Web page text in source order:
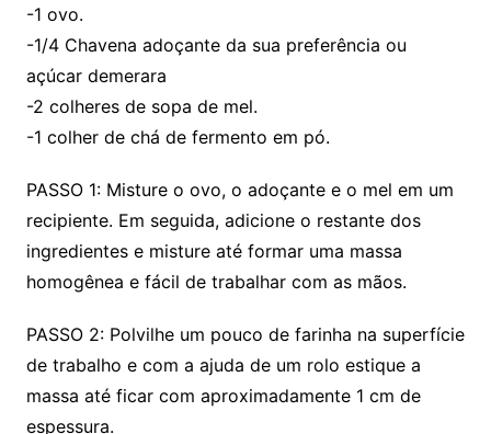
-1 ovo.
-1/4 Chavena adoçante da sua preferência ou
açúcar demerara
-2 colheres de sopa de mel.
-1 colher de chá de fermento em pó.
PASSO 1: Misture o ovo, o adoçante e o mel em um
recipiente. Em seguida, adicione o restante dos
ingredientes e misture até formar uma massa
homogênea e fácil de trabalhar com as mãos.
PASSO 2: Polvilhe um pouco de farinha na superfície
de trabalho e com a ajuda de um rolo estique a
massa até ficar com aproximadamente 1 cm de
espessura.